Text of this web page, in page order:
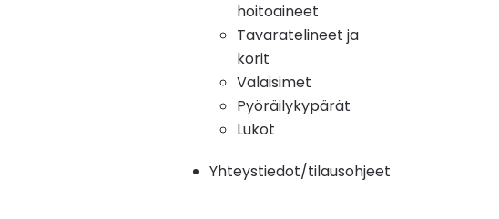
hoitoaineet
Tavaratelineet ja
korit
Valaisimet
Pyöräilykypärät
Lukot
Yhteystiedot/tilausohjeet